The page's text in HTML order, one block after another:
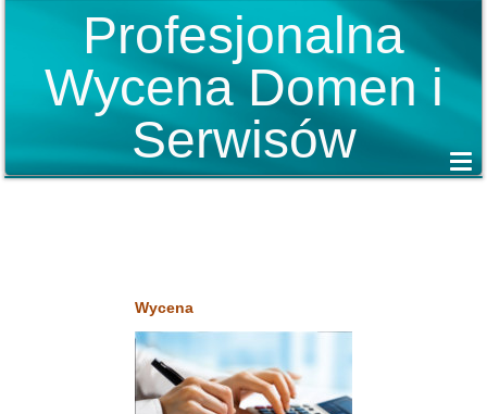
Profesjonalna
Wycena Domen i
Serwisów
Wycena